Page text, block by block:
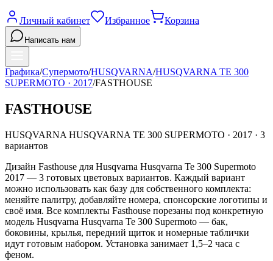
Личный кабинет Избранное Корзина
Написать нам
Графика/Супермото/HUSQVARNA/HUSQVARNA TE 300
SUPERMOTO · 2017/FASTHOUSE
FASTHOUSE
HUSQVARNA HUSQVARNA TE 300 SUPERMOTO · 2017 · 3
вариантов
Дизайн Fasthouse для Husqvarna Husqvarna Te 300 Supermoto
2017 — 3 готовых цветовых вариантов. Каждый вариант
можно использовать как базу для собственного комплекта:
меняйте палитру, добавляйте номера, спонсорские логотипы и
своё имя. Все комплекты Fasthouse порезаны под конкретную
модель Husqvarna Husqvarna Te 300 Supermoto — бак,
боковины, крылья, передний щиток и номерные таблички
идут готовым набором. Установка занимает 1,5–2 часа с
феном.